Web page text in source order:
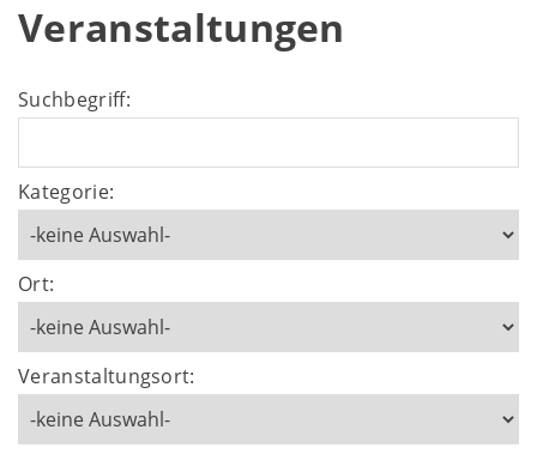
Veranstaltungen
Suchbegriff:
Kategorie:
Ort:
Veranstaltungsort: